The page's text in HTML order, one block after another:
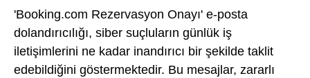
'Booking.com Rezervasyon Onayı' e-posta
dolandırıcılığı, siber suçluların günlük iş
iletişimlerini ne kadar inandırıcı bir şekilde taklit
edebildiğini göstermektedir. Bu mesajlar, zararlı